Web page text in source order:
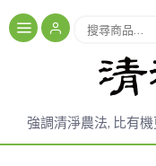
強調清淨農法, 比有